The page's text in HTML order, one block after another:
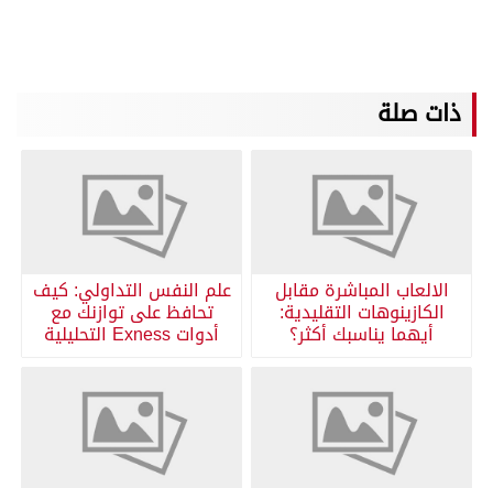
ذات صلة
الالعاب المباشرة مقابل
الكازينوهات التقليدية:
أيهما يناسبك أكثر؟
علم النفس التداولي: كيف
تحافظ على توازنك مع
أدوات Exness التحليلية